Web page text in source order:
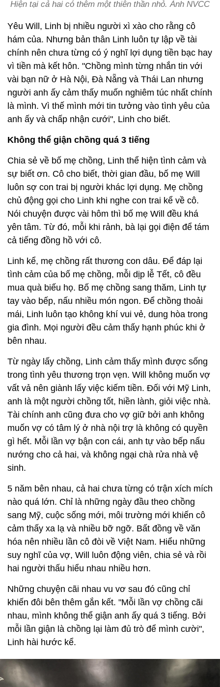
Hiện tại cả hai có thêm một thiên thần nhỏ. Ảnh NVCC
Yêu Will, Linh bị nhiều người xì xào cho rằng cô
hám của. Nhưng bản thân Linh luôn tự lập về tài
chính nên chưa từng có ý nghĩ lợi dụng tiền bạc hay
vì tiền mà kết hôn. "Chồng mình từng nhắn tin với
vài bạn nữ ở Hà Nội, Đà Nẵng và Thái Lan nhưng
người anh ấy cảm thấy muốn nghiêm túc nhất chính
là mình. Vì thế mình mới tin tưởng vào tình yêu của
anh ấy và chấp nhận cưới", Linh cho biết.
Không thể giận chồng quá 3 tiếng
Chia sẻ về bố mẹ chồng, Linh thể hiện tình cảm và
sự biết ơn. Cô cho biết, thời gian đầu, bố mẹ Will
luôn sợ con trai bị người khác lợi dụng. Mẹ chồng
chủ động gọi cho Linh khi nghe con trai kể về cô.
Nói chuyện được vài hôm thì bố mẹ Will đều khá
yên tâm. Từ đó, mỗi khi rảnh, bà lại gọi điện để tám
cả tiếng đồng hồ với cô.
Linh kể, mẹ chồng rất thương con dâu. Để đáp lại
tình cảm của bố mẹ chồng, mỗi dịp lễ Tết, cô đều
mua quà biếu họ. Bố mẹ chồng sang thăm, Linh tự
tay vào bếp, nấu nhiều món ngon. Để chồng thoải
mái, Linh luôn tạo không khí vui vẻ, dung hòa trong
gia đình. Mọi người đều cảm thấy hạnh phúc khi ở
bên nhau.
Từ ngày lấy chồng, Linh cảm thấy mình được sống
trong tình yêu thương trọn vẹn. Will không muốn vợ
vất vả nên giành lấy việc kiếm tiền. Đối với Mỹ Linh,
anh là một người chồng tốt, hiền lành, giỏi việc nhà.
Tài chính anh cũng đưa cho vợ giữ bởi anh không
muốn vợ có tâm lý ở nhà nội trợ là không có quyền
gì hết. Mỗi lần vợ bận con cái, anh tự vào bếp nấu
nướng cho cả hai, và không ngại chà rửa nhà vệ
sinh.
5 năm bên nhau, cả hai chưa từng có trận xích mích
nào quá lớn. Chỉ là những ngày đầu theo chồng
sang Mỹ, cuộc sống mới, môi trường mới khiến cô
cảm thấy xa lạ và nhiều bỡ ngỡ. Bất đồng về văn
hóa nên nhiều lần cô đòi về Việt Nam. Hiểu những
suy nghĩ của vợ, Will luôn động viên, chia sẻ và rồi
hai người thấu hiểu nhau nhiều hơn.
Những chuyện cãi nhau vu vơ sau đó cũng chỉ
khiến đôi bên thêm gắn kết. "Mỗi lần vợ chồng cãi
nhau, mình không thể giận anh ấy quá 3 tiếng. Bởi
mỗi lần giận là chồng lại làm đủ trò để mình cười",
Linh hài hước kể.